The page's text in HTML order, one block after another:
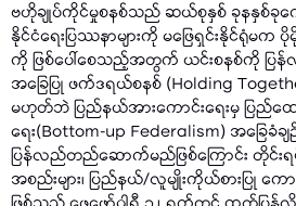
ဗဟိုချုပ်ကိုင်မှုစနစ်သည် ဆယ်စုနှစ် ခုနနှစ်ခုက
နိုင်ငံရေးပြဿနာများကို မဖြေရှင်းနိုင်ရုံမက
ကို ဖြစ်ပေါ်စေသည့်အတွက် ယင်းစနစ်ကို ပြ
အခြေပြု ဖက်ဒရယ်စနစ် (Holding
မဟုတ်ဘဲ ပြည်နယ်အားကောင်းရေးမှ ပြည်ထေ
ရေး(Bottom-up Federalism) အခြေခံခ
ပြန်လည်တည်ဆောက်မည်ဖြစ်ကြောင်း တိုင်း
အစည်းများ၊ ပြည်နယ်/လူမျိုးကိုယ်စားပြု က